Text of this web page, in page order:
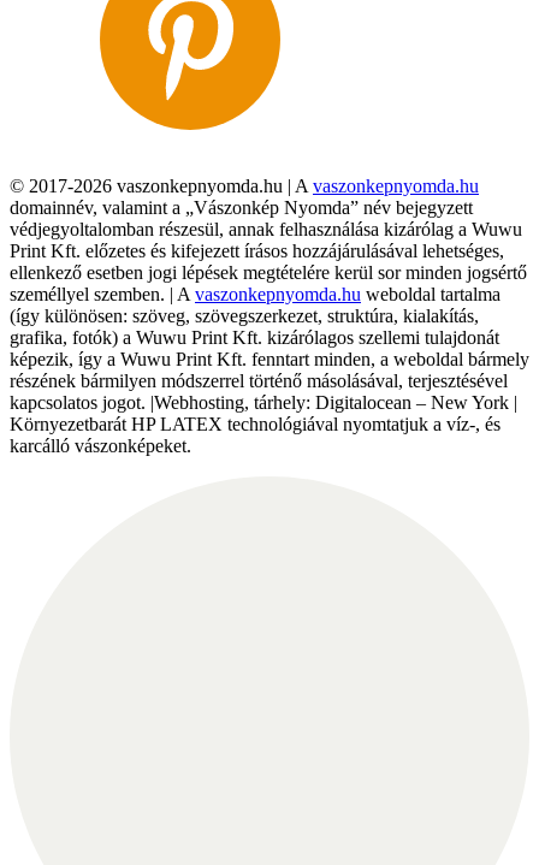
© 2017-2026 vaszonkepnyomda.hu | A vaszonkepnyomda.hu
domainnév, valamint a „Vászonkép Nyomda” név bejegyzett
védjegyoltalomban részesül, annak felhasználása kizárólag a Wuwu
Print Kft. előzetes és kifejezett írásos hozzájárulásával lehetséges,
ellenkező esetben jogi lépések megtételére kerül sor minden jogsértő
személlyel szemben. | A vaszonkepnyomda.hu weboldal tartalma
(így különösen: szöveg, szövegszerkezet, struktúra, kialakítás,
grafika, fotók) a Wuwu Print Kft. kizárólagos szellemi tulajdonát
képezik, így a Wuwu Print Kft. fenntart minden, a weboldal bármely
részének bármilyen módszerrel történő másolásával, terjesztésével
kapcsolatos jogot. |Webhosting, tárhely: Digitalocean – New York |
Környezetbarát HP LATEX technológiával nyomtatjuk a víz-, és
karcálló vászonképeket.